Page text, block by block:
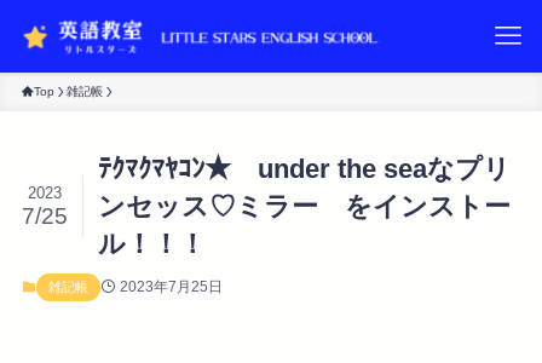
Top 雑記帳
ﾃｸﾏｸﾏﾔｺﾝ★ under the seaなプリ
ンセッス♡ミラー をインストー
ル！！！
2023
7/25
雑記帳 2023年7月25日